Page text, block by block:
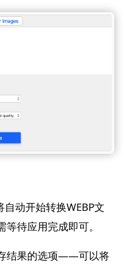
动开始转换WEBP文
待应用完成即可。
结果的选项——可以将